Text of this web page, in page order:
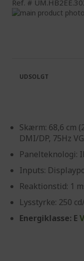
Ref.
Skip
images
gallery
the
images
Skærm: 68,6 cm
DMI/DP, 75Hz
Panelteknologi:
Inputs:
Reaktionstid: 1
Lysstyrke: 250
Energiklasse: E
UDSOLGT